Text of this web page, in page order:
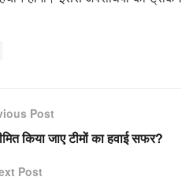
Post
किया जाए टीमों का हवाई सफर?
Post